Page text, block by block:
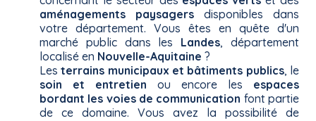
aménagements paysagers disponibles dans
votre département. Vous êtes en quête d'un
marché public dans les Landes, département
localisé en Nouvelle-Aquitaine ?
Lesterrains municipaux et bâtiments publics, le
soin et entretien ou encore les espaces
bordant les voies de communication font partie
de ce domaine. Vous avez la possibilité de